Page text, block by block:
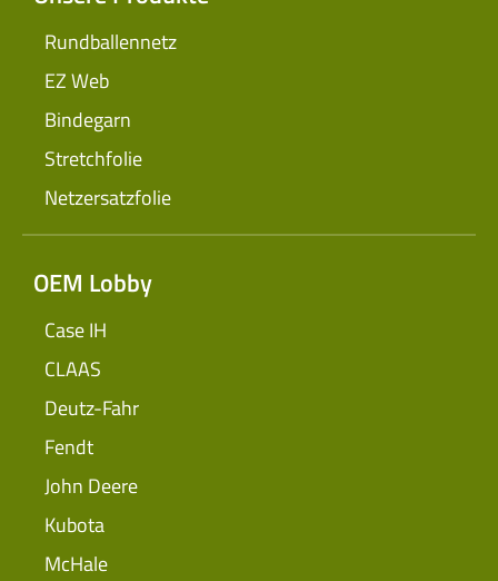
Rundballennetz
EZ Web
Bindegarn
Stretchfolie
Netzersatzfolie
OEM Lobby
Case IH
CLAAS
Deutz-Fahr
Fendt
John Deere
Kubota
McHale